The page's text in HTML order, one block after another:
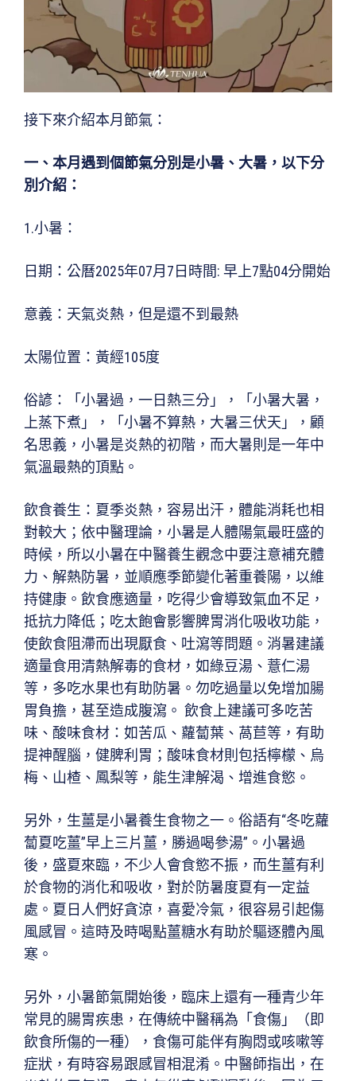
接下來介紹本月節氣：
一 、 本月遇到個節氣分別是小暑、大暑，以下分
別介紹：
1.小暑：
日期：公曆2025年07月7日時間: 早上7點04分開始
意義：天氣炎熱，但是還不到最熱
太陽位置：黃經105度
俗諺：「小暑過，一日熱三分」，「小暑大暑，
上蒸下煮」，「小暑不算熱，大暑三伏天」，顧
名思義，小暑是炎熱的初階，而大暑則是一年中
氣溫最熱的頂點。
飲食養生：夏季炎熱，容易出汗，體能消耗也相
對較大；依中醫理論，小暑是人體陽氣最旺盛的
時候，所以小暑在中醫養生觀念中要注意補充體
力、解熱防暑，並順應季節變化著重養陽，以維
持健康。飲食應適量，吃得少會導致氣血不足，
抵抗力降低；吃太飽會影響脾胃消化吸收功能，
使飲食阻滯而出現厭食、吐瀉等問題。消暑建議
適量食用清熱解毒的食材，如綠豆湯、薏仁湯
等，多吃水果也有助防暑。勿吃過量以免增加腸
胃負擔，甚至造成腹瀉。 飲食上建議可多吃苦
味、酸味食材：如苦瓜、蘿蔔葉、萵苣等，有助
提神醒腦，健脾利胃；酸味食材則包括檸檬、烏
梅、山楂、鳳梨等，能生津解渴、增進食慾。
另外，生薑是小暑養生食物之一。俗語有“冬吃蘿
蔔夏吃薑”早上三片薑，勝過喝參湯”。小暑過
後，盛夏來臨，不少人會食慾不振，而生薑有利
於食物的消化和吸收，對於防暑度夏有一定益
處。夏日人們好貪涼，喜愛冷氣，很容易引起傷
風感冒。這時及時喝點薑糖水有助於驅逐體內風
寒。
另外，小暑節氣開始後，臨床上還有一種青少年
常見的腸胃疾患，在傳統中醫稱為「食傷」（即
飲食所傷的一種），食傷可能伴有胸悶或咳嗽等
症狀，有時容易跟感冒相混淆。中醫師指出，在